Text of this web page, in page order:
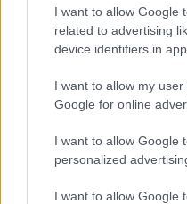
I want to allow Google
related to advertising
device identifiers in
I want to allow my
Google for online
I want to allow Google
personalized
I want to allow Google
podľa seba. Majú